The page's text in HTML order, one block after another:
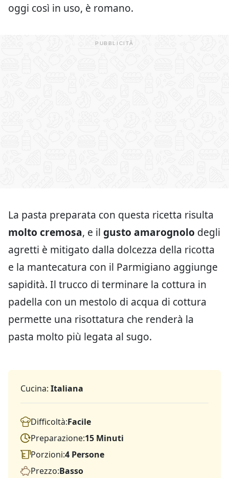
oggi così in uso, è romano.
La pasta preparata con questa ricetta risulta
molto cremosa, e il gusto amarognolo degli
agretti è mitigato dalla dolcezza della ricotta
e la mantecatura con il Parmigiano aggiunge
sapidità. Il trucco di terminare la cottura in
padella con un mestolo di acqua di cottura
permette una risottatura che renderà la
pasta molto più legata al sugo.
Cucina: Italiana
Difficoltà:Facile
Preparazione:15 Minuti
Porzioni:4 Persone
Prezzo:Basso